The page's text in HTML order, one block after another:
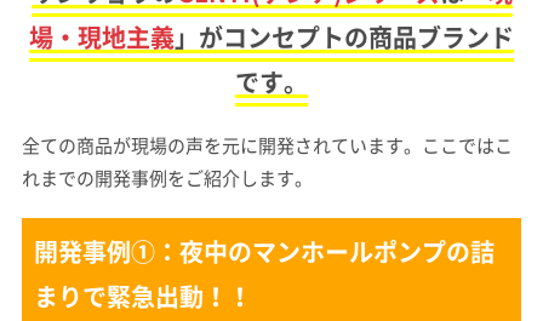
場・現地主義 」がコンセプトの商品ブランド
です。
全ての商品が現場の声を元に開発されています。ここではこ
れまでの開発事例をご紹介します。
開発事例①：夜中のマンホールポンプの詰
まりで緊急出動！！